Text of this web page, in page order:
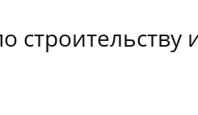
строительству